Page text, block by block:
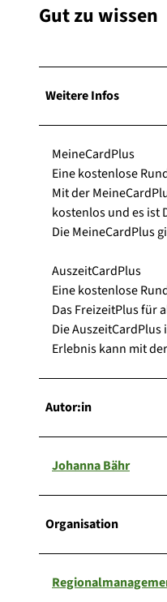
Gut zu wissen
Weitere Infos
MeineCardPlus
Eine kostenlose
Mit der
kostenlos und es ist
Die MeineCardPlus
AuszeitCardPlus
Eine kostenlose
Das FreizeitPlus für
Die
Erlebnis kann mit
Autor:in
Johanna Bähr
Organisation